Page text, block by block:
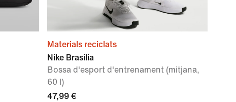
Materials reciclats
Nike Brasilia
Bossa d'esport d'entrenament (mitjana,
60 l)
47,99 €